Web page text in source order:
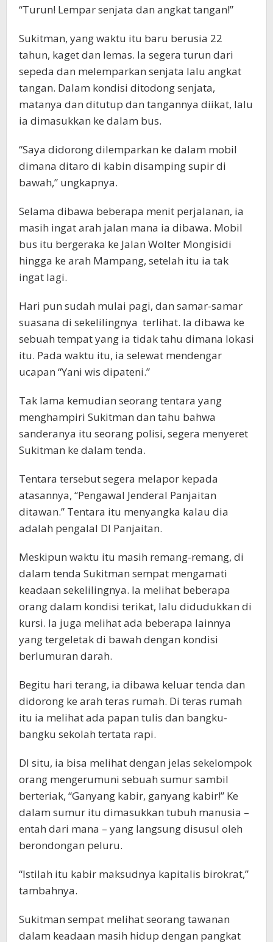
“Turun! Lempar senjata dan angkat tangan!”
Sukitman, yang waktu itu baru berusia 22
tahun, kaget dan lemas. Ia segera turun dari
sepeda dan melemparkan senjata lalu angkat
tangan. Dalam kondisi ditodong senjata,
matanya dan ditutup dan tangannya diikat, lalu
ia dimasukkan ke dalam bus.
“Saya didorong dilemparkan ke dalam mobil
dimana ditaro di kabin disamping supir di
bawah,” ungkapnya.
Selama dibawa beberapa menit perjalanan, ia
masih ingat arah jalan mana ia dibawa. Mobil
bus itu bergeraka ke Jalan Wolter Mongisidi
hingga ke arah Mampang, setelah itu ia tak
ingat lagi.
Hari pun sudah mulai pagi, dan samar-samar
suasana di sekelilingnya terlihat. Ia dibawa ke
sebuah tempat yang ia tidak tahu dimana lokasi
itu. Pada waktu itu, ia selewat mendengar
ucapan “Yani wis dipateni.”
Tak lama kemudian seorang tentara yang
menghampiri Sukitman dan tahu bahwa
sanderanya itu seorang polisi, segera menyeret
Sukitman ke dalam tenda.
Tentara tersebut segera melapor kepada
atasannya, “Pengawal Jenderal Panjaitan
ditawan.” Tentara itu menyangka kalau dia
adalah pengalal DI Panjaitan.
Meskipun waktu itu masih remang-remang, di
dalam tenda Sukitman sempat mengamati
keadaan sekelilingnya. Ia melihat beberapa
orang dalam kondisi terikat, lalu didudukkan di
kursi. Ia juga melihat ada beberapa lainnya
yang tergeletak di bawah dengan kondisi
berlumuran darah.
Begitu hari terang, ia dibawa keluar tenda dan
didorong ke arah teras rumah. Di teras rumah
itu ia melihat ada papan tulis dan bangku-
bangku sekolah tertata rapi.
DI situ, ia bisa melihat dengan jelas sekelompok
orang mengerumuni sebuah sumur sambil
berteriak, “Ganyang kabir, ganyang kabir!” Ke
dalam sumur itu dimasukkan tubuh manusia –
entah dari mana – yang langsung disusul oleh
berondongan peluru.
“Istilah itu kabir maksudnya kapitalis birokrat,”
tambahnya.
Sukitman sempat melihat seorang tawanan
dalam keadaan masih hidup dengan pangkat